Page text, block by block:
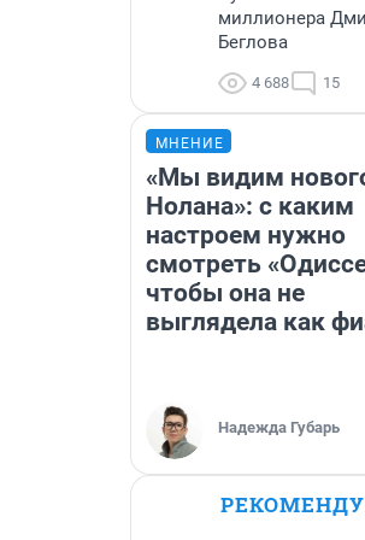
миллионера
Беглова
4 688 15
МНЕНИЕ
«Мы видим
Нолана»: с каким
настроем нужно
смотреть
чтобы она не
выглядела как
Надежда Губарь